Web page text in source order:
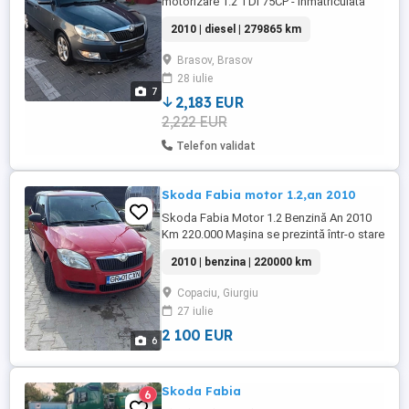
7
conform carte, EURO 5 Serie sasiu:
TMBJK25J4B3084496, kilometrii sunt
reali. ITP valabil pana in DECEMBRIE 2026.
Vânzarea-cumpărarea se va face cu
transcriere si fiscal, obligatoriu. Este o
masina ...
2010 | diesel | 279865 km
Brasov, Brasov
28 iulie
2,183 EUR
2,222 EUR
Telefon validat
6
Skoda Fabia motor 1.2,an 2010
Skoda Fabia Motor 1.2 Benzină An 2010
Km 220.000 Mașina se prezintă într-o stare
2010 | benzina | 220000 km
Copaciu, Giurgiu
27 iulie
2 100 EUR
6 Skoda Fabia